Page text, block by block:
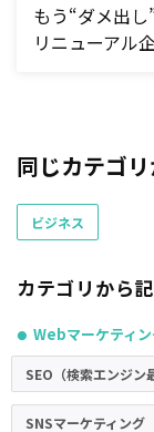
もう“ダメ出
リニューアル
同じカテゴ
ビジネス
カテゴリから
● Webマーケティ
SEO（検索エンジン
SNSマーケティング